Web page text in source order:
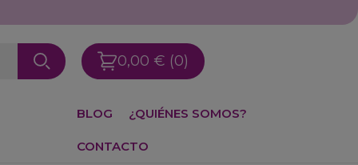
0,00 € (0)
BLOG ¿QUIÉNES SOMOS?
CONTACTO